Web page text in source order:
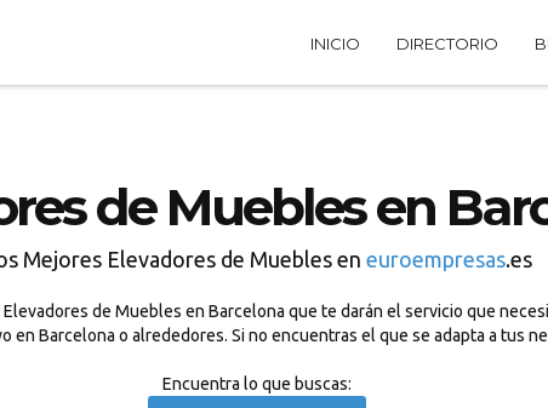
INICIO DIRECTORIO
de Muebles en
Mejores Elevadores de Muebles en euroempresas.es
de Muebles en Barcelona que te darán el servicio que
en Barcelona o alrededores. Si no encuentras el que se adapta a tus
Encuentra lo que buscas: